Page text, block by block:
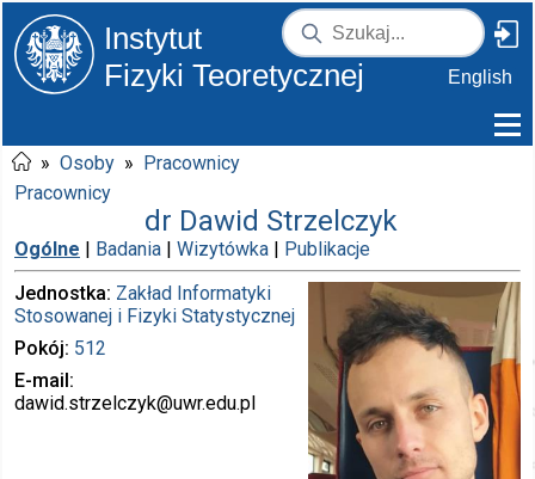
Instytut
Fizyki Teoretycznej
English
» Osoby » Pracownicy
Pracownicy
dr Dawid Strzelczyk
Ogólne | Badania | Wizytówka | Publikacje
Jednostka Zakład Informatyki
Stosowanej i Fizyki Statystycznej
Pokój 512
E-mail
dawid.strzelczyk@uwr.edu.pl